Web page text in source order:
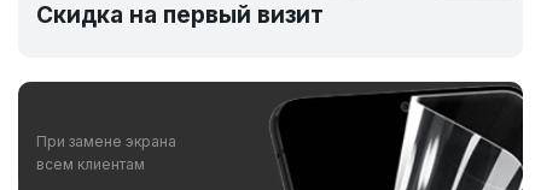
Скидка на первый визит
При замене экрана
всем клиентам